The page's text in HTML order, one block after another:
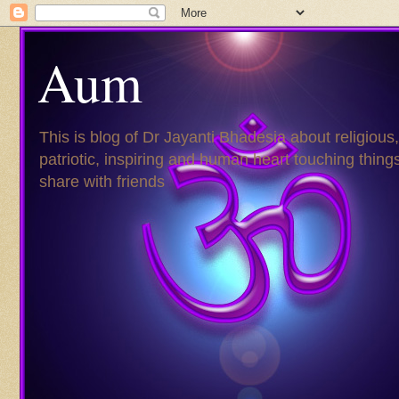
Aum
This is blog of Dr Jayanti Bhadesia about religious,
patriotic, inspiring and human heart touching
share with friends